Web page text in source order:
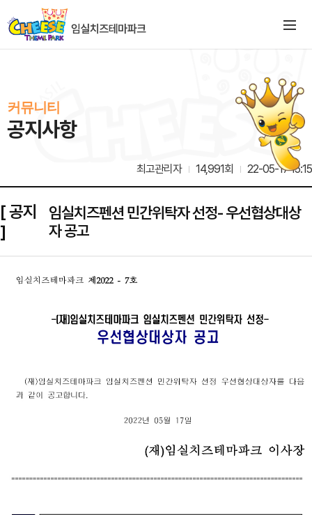
커뮤니티
공지사항
최고관리자 14,991회 22-05-17 15:15
[ 공지
]
임실치즈펜션 민간위탁자 선정- 우선협상대상
자 공고